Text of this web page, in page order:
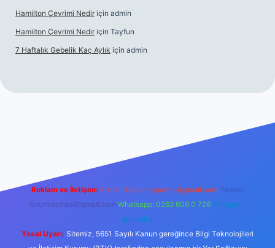
Hamilton Çevrimi Nedir için admin
Hamilton Çevrimi Nedir için Tayfun
7 Haftalık Gebelik Kaç Aylık için admin
Reklam ve İletişim: E-mail: backlinkpaneli@gmail.com Teams:
forumhizmeti@gmail.com Whatsapp: 0262 606 0 726 Telegram:
@karabul
Yasal Uyarı: Sitemiz, 5651 Sayılı Kanun gereğince Bilgi Teknolojileri